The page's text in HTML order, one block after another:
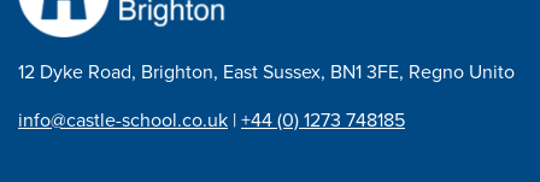
12 Dyke Road, Brighton, East Sussex, BN1 3FE, Regno Unito
info@castle-school.co.uk |+44 (0) 1273 748185